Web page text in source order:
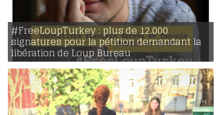
#FreeLoupTurkey : plus de 12.000
signatures pour la pétition demandant la
libération de Loup Bureau
voir
07 | 08 | 2017
3639